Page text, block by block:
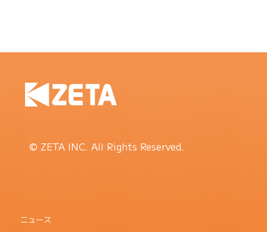
© ZETA INC. All Rights Reserved.
ニュース